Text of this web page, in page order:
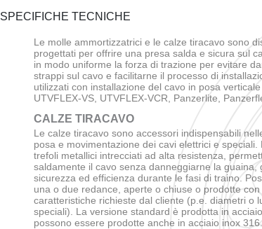
SPECIFICHE TECNICHE
Le molle ammortizzatrici e le calze tiracavo sono
progettati per offrire una presa salda e sicura sul
in modo uniforme la forza di trazione per evitare
strappi sul cavo e facilitarne il processo di
utilizzati con installazione del cavo in posa verticale
UTVFLEX-VS, UTVFLEX-VCR, Panzerlite,
CALZE TIRACAVO
Le calze tiracavo sono accessori indispensabili
posa e movimentazione dei cavi elettrici e speciali.
trefoli metallici intrecciati ad alta resistenza,
saldamente il cavo senza danneggiarne la guaina,
sicurezza ed efficienza durante le fasi di traino.
una o due redance, aperte o chiuse o prodotte con
caratteristiche richieste dal cliente (p.e. diametri o
speciali). La versione standard è prodotta in
possono essere prodotte anche in acciaio inox 316.